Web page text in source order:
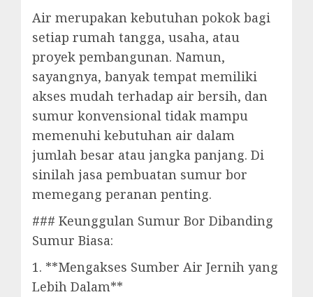
Air merupakan kebutuhan pokok bagi
setiap rumah tangga, usaha, atau
proyek pembangunan. Namun,
sayangnya, banyak tempat memiliki
akses mudah terhadap air bersih, dan
sumur konvensional tidak mampu
memenuhi kebutuhan air dalam
jumlah besar atau jangka panjang. Di
sinilah jasa pembuatan sumur bor
memegang peranan penting.
### Keunggulan Sumur Bor Dibanding
Sumur Biasa:
1. **Mengakses Sumber Air Jernih yang
Lebih Dalam**